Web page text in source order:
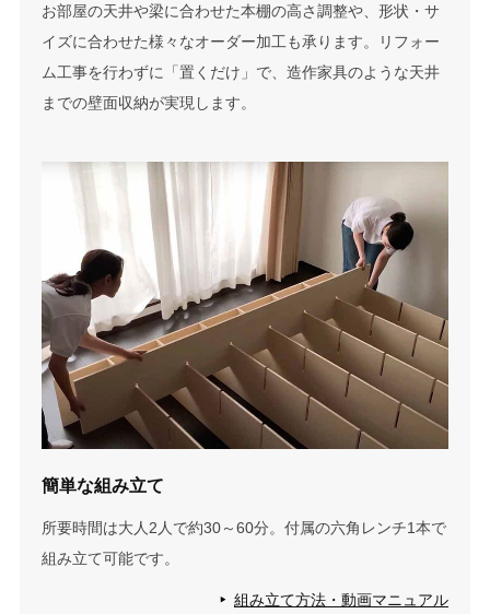
お部屋の天井や梁に合わせた本棚の高さ調整や、形状・サ
イズに合わせた様々なオーダー加工も承ります。リフォー
ム工事を行わずに「置くだけ」で、造作家具のような天井
までの壁面収納が実現します。
簡単な組み立て
所要時間は大人2人で約30～60分。付属の六角レンチ1本で
組み立て可能です。
組み立て方法・動画マニュアル